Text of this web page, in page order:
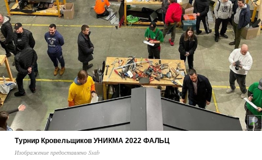
Турнир Кровельщиков УНИКМА 2022 ФАЛЬЦ
Изображение предоставлено Ssab